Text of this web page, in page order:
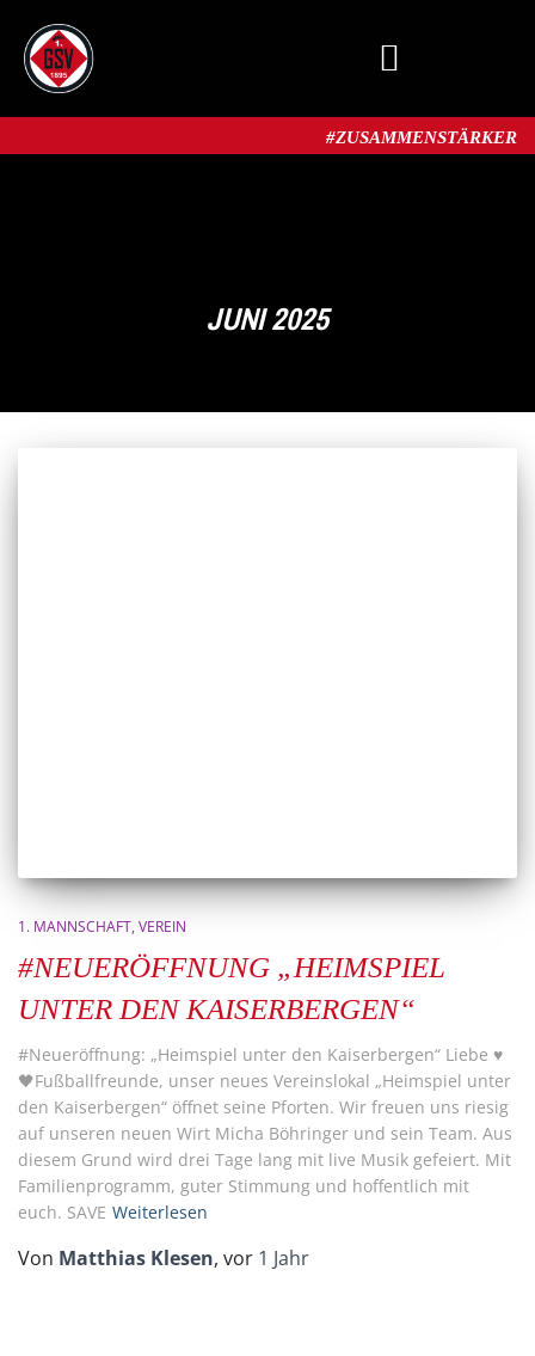
#ZUSAMMENSTÄRKER​
JUNI 2025
1. MANNSCHAFT VEREIN
#NEUERÖFFNUNG „HEIMSPIEL
UNTER DEN KAISERBERGEN“
#Neueröffnung: „Heimspiel unter den Kaiserbergen“ Liebe ♥️
🖤Fußballfreunde, unser neues Vereinslokal „Heimspiel unter
den Kaiserbergen“ öffnet seine Pforten. Wir freuen uns riesig
auf unseren neuen Wirt Micha Böhringer und sein Team. Aus
diesem Grund wird drei Tage lang mit live Musik gefeiert. Mit
Familienprogramm, guter Stimmung und hoffentlich mit
euch. SAVE Weiterlesen
Von Matthias Klesen, vor 1 Jahr